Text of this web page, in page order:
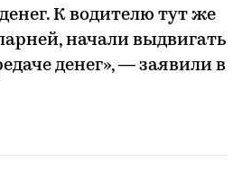
К водителю тут же
начали выдвигать
денег», — заявили в